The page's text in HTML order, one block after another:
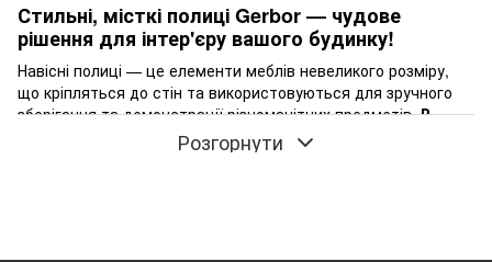
Стильні, місткі полиці Gerbor — чудове
рішення для інтер'єру вашого будинку!
Навісні полиці — це елементи меблів невеликого розміру,
що кріпляться до стін та використовуються для зручного
зберігання та демонстрації різноманітних предметів.В
Україні купити навісні полиці від Gerbor, ціна
залежить від типу та дизайну, як стильні та функціональні
Розгорнути